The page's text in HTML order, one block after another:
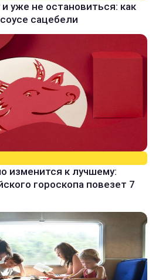
уже не остановиться: как
сацебели
изменится к лучшему:
гороскопа повезет 7